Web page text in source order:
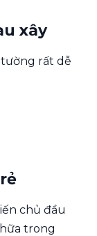
xây
rất dễ
chủ đầu
trong